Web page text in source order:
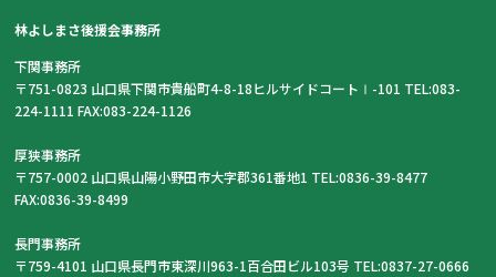
林よしまさ後援会事務所
下関事務所
〒751-0823 山口県下関市貴船町4-8-18ヒルサイドコートⅠ-101 TEL:083-
224-1111 FAX:083-224-1126
厚狭事務所
〒757-0002 山口県山陽小野田市大字郡361番地1 TEL:0836-39-8477
FAX:0836-39-8499
長門事務所
〒759-4101 山口県長門市東深川963-1百合田ビル103号 TEL:0837-27-0666